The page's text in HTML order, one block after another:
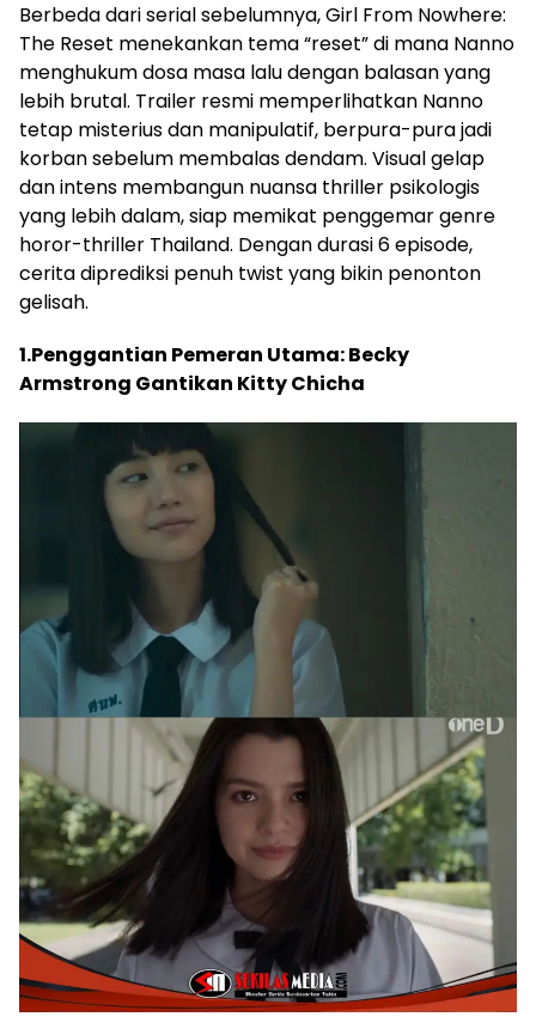
Berbeda dari serial sebelumnya, Girl From Nowhere:
The Reset menekankan tema “reset” di mana Nanno
menghukum dosa masa lalu dengan balasan yang
lebih brutal. Trailer resmi memperlihatkan Nanno
tetap misterius dan manipulatif, berpura-pura jadi
korban sebelum membalas dendam. Visual gelap
dan intens membangun nuansa thriller psikologis
yang lebih dalam, siap memikat penggemar genre
horor-thriller Thailand. Dengan durasi 6 episode,
cerita diprediksi penuh twist yang bikin penonton
gelisah.
1.Penggantian Pemeran Utama: Becky
Armstrong Gantikan Kitty Chicha